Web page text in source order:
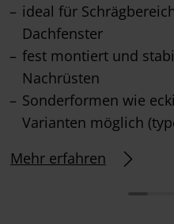
ideal für
Dachfenster
fest montiert und
Nachrüsten
Sonderformen wie
Varianten möglich
Mehr erfahren